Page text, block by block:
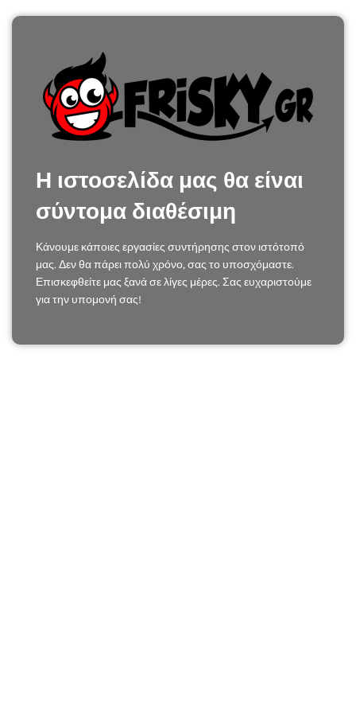
Η ιστοσελίδα μας θα είναι
σύντομα διαθέσιμη
Κάνουμε κάποιες εργασίες συντήρησης στον ιστότοπό
μας. Δεν θα πάρει πολύ χρόνο, σας το υποσχόμαστε.
Επισκεφθείτε μας ξανά σε λίγες μέρες. Σας ευχαριστούμε
για την υπομονή σας!